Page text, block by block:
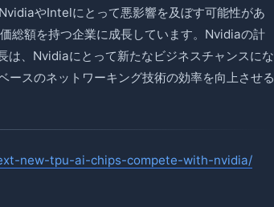
やIntelにとって悪影響を及ぼす可能性があ
総額を持つ企業に成長しています。Nvidiaの計
は、Nvidiaにとって新たなビジネスチャンスにな
スのネットワーキング技術の効率を向上させる
new-tpu-ai-chips-compete-with-nvidia/